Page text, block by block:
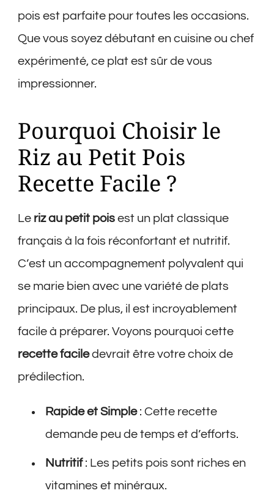
pois est parfaite pour toutes les occasions.
Que vous soyez débutant en cuisine ou chef
expérimenté, ce plat est sûr de vous
impressionner.
Pourquoi Choisir le
Riz au Petit Pois
Recette Facile ?
Le riz au petit pois est un plat classique
français à la fois réconfortant et nutritif.
C’est un accompagnement polyvalent qui
se marie bien avec une variété de plats
principaux. De plus, il est incroyablement
facile à préparer. Voyons pourquoi cette
recette faciledevrait être votre choix de
prédilection.
Rapide et Simple: Cette recette
demande peu de temps et d’efforts.
Nutritif: Les petits pois sont riches en
vitamines et minéraux.